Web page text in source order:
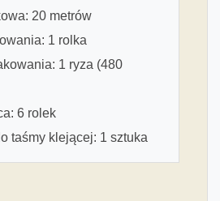
20 metrów
1 rolka
1 ryza (480
6 rolek
taśmy klejącej: 1 sztuka